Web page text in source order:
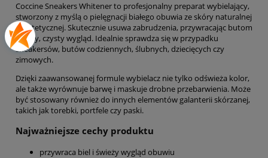
Coccine Sneakers Whitener to profesjonalny preparat wybielający,
stworzony z myślą o pielęgnacji białego obuwia ze skóry naturalnej
i syntetycznej. Skutecznie usuwa zabrudzenia, przywracając butom
świeży, czysty wygląd. Idealnie sprawdza się w przypadku
sneakersów, butów codziennych, ślubnych, dziecięcych czy
zimowych.
Dzięki zaawansowanej formule wybielacz nie tylko odświeża kolor,
ale także wyrównuje barwę i maskuje drobne przebarwienia. Może
być stosowany również do innych elementów galanterii skórzanej,
takich jak torebki, portfele czy paski.
Najważniejsze cechy produktu
przywraca biel i świeży wygląd obuwiu